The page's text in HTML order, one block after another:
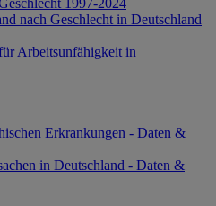
nach Geschlecht in Deutschland
Arbeitsunfähigkeit in
Erkrankungen - Daten &
in Deutschland - Daten &